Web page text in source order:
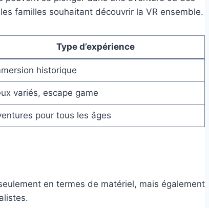
familles souhaitant découvrir la VR ensemble.
Type d’expérience
historique
variés, escape game
pour tous les âges
en termes de matériel, mais également